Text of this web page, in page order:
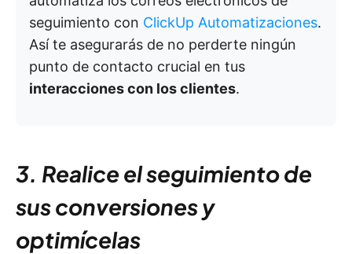
seguimiento con ClickUp Automatizaciones.
Así te asegurarás de no perderte ningún
punto de contacto crucial en tus
interacciones con los clientes.
3. Realice el seguimiento de
sus conversiones y
optimícelas